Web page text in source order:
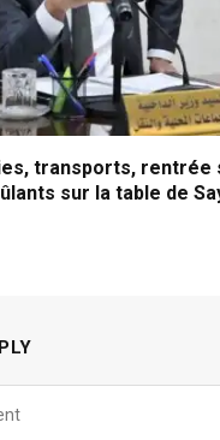
transports, rentrée
sur la table de